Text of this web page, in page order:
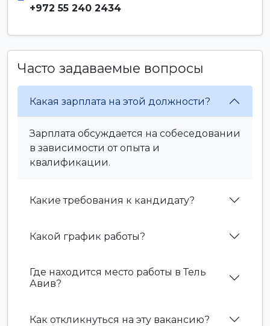
+972 55 240 2434
Часто задаваемые вопросы
Какая зарплата на этой должности?
Зарплата обсуждается на собеседовании
в зависимости от опыта и
квалификации.
Какие требования к кандидату?
Какой график работы?
Где находится место работы в Тель
Авив?
Как откликнуться на эту вакансию?